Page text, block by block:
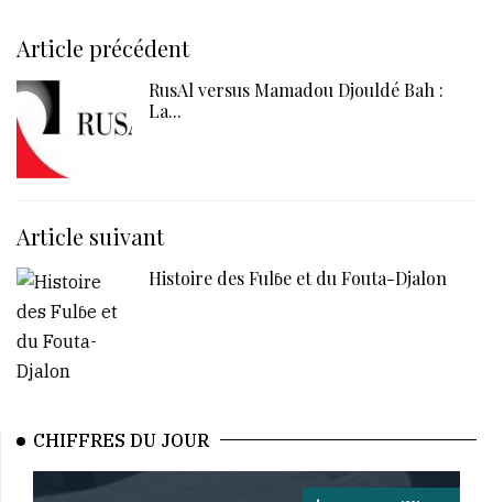
Article précédent
RusAl versus Mamadou Djouldé Bah :
La...
Article suivant
Histoire des Fulɓe et du Fouta-Djalon
CHIFFRES DU JOUR